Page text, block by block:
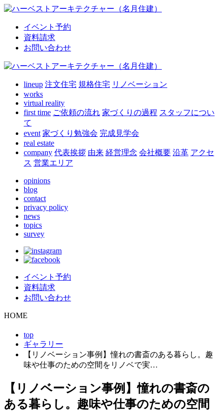
イベント予約
資料請求
お問い合わせ
lineup 注文住宅 規格住宅 リノベーション
works
virtual reality
first time ご依頼の流れ 家づくりの過程 スタッフについ
て
event 家づくり勉強会 完成見学会
real estate
company 代表挨拶 由来 経営理念 会社概要 沿革 アクセ
ス 営業エリア
opinions
blog
contact
privacy policy
news
topics
survey
イベント予約
資料請求
お問い合わせ
HOME
top
ギャラリー
【リノベーション事例】憧れの書斎のある暮らし。趣
味や仕事のための空間をリノベで実…
【リノベーション事例】憧れの書斎の
ある暮らし。趣味や仕事のための空間